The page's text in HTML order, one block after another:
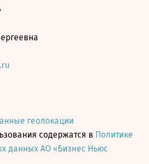
геолокации
содержатся в Политике
данных АО «Бизнес Ньюс